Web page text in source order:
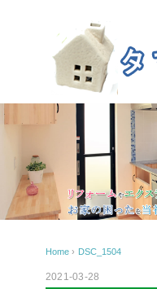
Home › DSC_1504
2021-03-28